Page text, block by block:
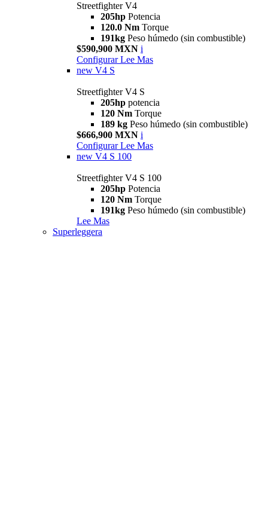
Streetfighter V4
205hp Potencia
120.0 Nm Torque
191kg Peso húmedo (sin combustible)
$590,900 MXN i
Configurar Lee Mas
new V4 S
Streetfighter V4 S
205hp potencia
120 Nm Torque
189 kg Peso húmedo (sin combustible)
$666,900 MXN i
Configurar Lee Mas
new V4 S 100
Streetfighter V4 S 100
205hp Potencia
120 Nm Torque
191kg Peso húmedo (sin combustible)
Lee Mas
Superleggera